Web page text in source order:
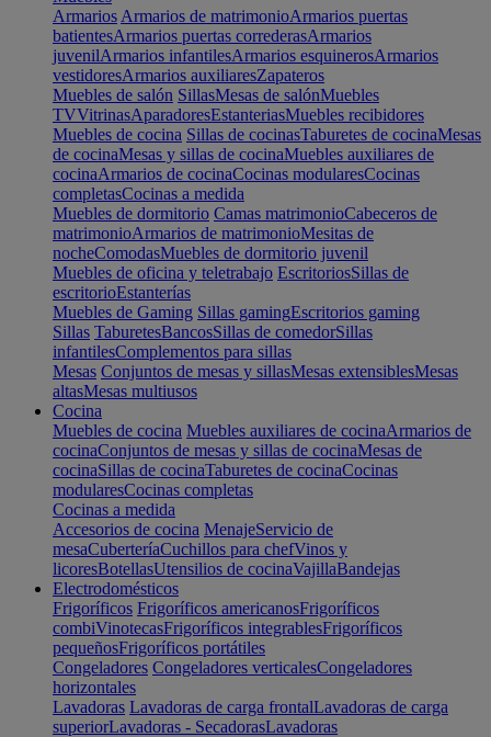
Armarios Armarios de matrimonioArmarios puertas
batientesArmarios puertas correderasArmarios
juvenilArmarios infantilesArmarios esquinerosArmarios
vestidoresArmarios auxiliaresZapateros
Muebles de salón SillasMesas de salónMuebles
TVVitrinasAparadoresEstanteriasMuebles recibidores
Muebles de cocina Sillas de cocinasTaburetes de cocinaMesas
de cocinaMesas y sillas de cocinaMuebles auxiliares de
cocinaArmarios de cocinaCocinas modularesCocinas
completasCocinas a medida
Muebles de dormitorio Camas matrimonioCabeceros de
matrimonioArmarios de matrimonioMesitas de
nocheComodasMuebles de dormitorio juvenil
Muebles de oficina y teletrabajo EscritoriosSillas de
escritorioEstanterías
Muebles de Gaming Sillas gamingEscritorios gaming
Sillas TaburetesBancosSillas de comedorSillas
infantilesComplementos para sillas
Mesas Conjuntos de mesas y sillasMesas extensiblesMesas
altasMesas multiusos
Cocina
Muebles de cocina Muebles auxiliares de cocinaArmarios de
cocinaConjuntos de mesas y sillas de cocinaMesas de
cocinaSillas de cocinaTaburetes de cocinaCocinas
modularesCocinas completas
Cocinas a medida
Accesorios de cocina MenajeServicio de
mesaCuberteríaCuchillos para chefVinos y
licoresBotellasUtensilios de cocinaVajillaBandejas
Electrodomésticos
Frigoríficos Frigoríficos americanosFrigoríficos
combiVinotecasFrigoríficos integrablesFrigoríficos
pequeñosFrigoríficos portátiles
Congeladores Congeladores verticalesCongeladores
horizontales
Lavadoras Lavadoras de carga frontalLavadoras de carga
superiorLavadoras - SecadorasLavadoras